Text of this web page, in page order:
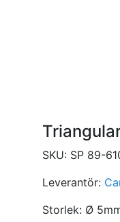
SKU: SP 89-
Leverantör:
Storlek: Ø